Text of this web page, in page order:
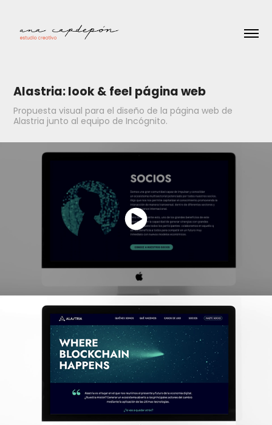
Alastria: look & feel página web
Propuesta visual para el diseño de la página web de
Alastria junto al equipo de Incógnito.